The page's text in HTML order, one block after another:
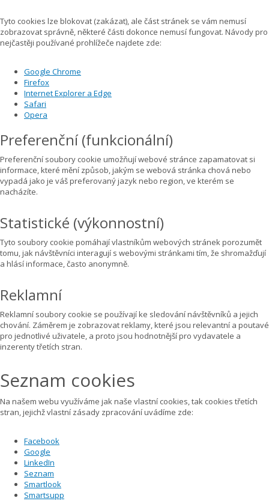
Tyto cookies lze blokovat (zakázat), ale část stránek se vám nemusí
zobrazovat správně, některé části dokonce nemusí fungovat. Návody pro
nejčastěji používané prohlížeče najdete zde:
Google Chrome
Firefox
Internet Explorer a Edge
Safari
Opera
Preferenční (funkcionální)
Preferenční soubory cookie umožňují webové stránce zapamatovat si
informace, které mění způsob, jakým se webová stránka chová nebo
vypadá jako je váš preferovaný jazyk nebo region, ve kterém se
nacházíte.
Statistické (výkonnostní)
Tyto soubory cookie pomáhají vlastníkům webových stránek porozumět
tomu, jak návštěvníci interagují s webovými stránkami tím, že shromažďují
a hlásí informace, často anonymně.
Reklamní
Reklamní soubory cookie se používají ke sledování návštěvníků a jejich
chování. Záměrem je zobrazovat reklamy, které jsou relevantní a poutavé
pro jednotlivé uživatele, a proto jsou hodnotnější pro vydavatele a
inzerenty třetích stran.
Seznam cookies
Na našem webu využíváme jak naše vlastní cookies, tak cookies třetích
stran, jejichž vlastní zásady zpracování uvádíme zde:
Facebook
Google
LinkedIn
Seznam
Smartlook
Smartsupp